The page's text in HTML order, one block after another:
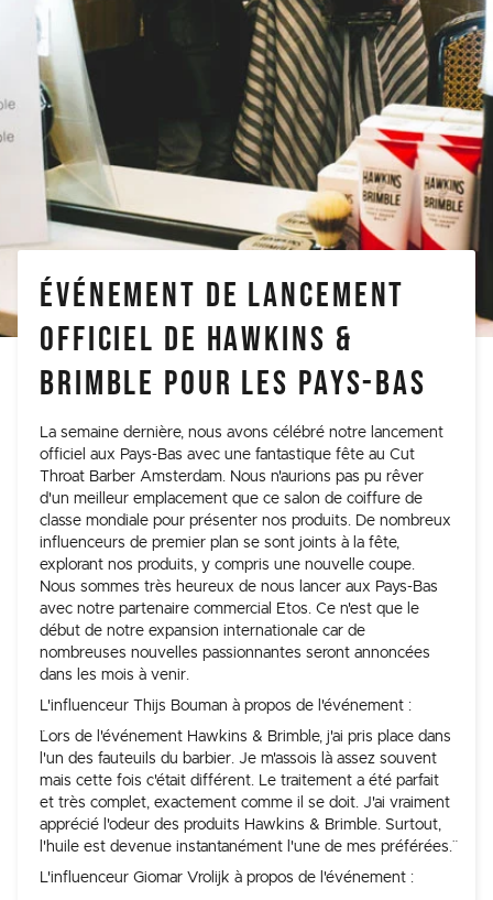
ÉVÉNEMENT DE LANCEMENT
OFFICIEL DE HAWKINS &
BRIMBLE POUR LES PAYS-BAS
La semaine dernière, nous avons célébré notre lancement
officiel aux Pays-Bas avec une fantastique fête au Cut
Throat Barber Amsterdam. Nous n'aurions pas pu rêver
d'un meilleur emplacement que ce salon de coiffure de
classe mondiale pour présenter nos produits. De nombreux
influenceurs de premier plan se sont joints à la fête,
explorant nos produits, y compris une nouvelle coupe.
Nous sommes très heureux de nous lancer aux Pays-Bas
avec notre partenaire commercial Etos. Ce n'est que le
début de notre expansion internationale car de
nombreuses nouvelles passionnantes seront annoncées
dans les mois à venir.
L'influenceur Thijs Bouman à propos de l'événement :
¨Lors de l'événement Hawkins & Brimble, j'ai pris place dans
l'un des fauteuils du barbier. Je m'assois là assez souvent
mais cette fois c'était différent. Le traitement a été parfait
et très complet, exactement comme il se doit. J'ai vraiment
apprécié l'odeur des produits Hawkins & Brimble. Surtout,
l'huile est devenue instantanément l'une de mes préférées.¨
L'influenceur Giomar Vrolijk à propos de l'événement :